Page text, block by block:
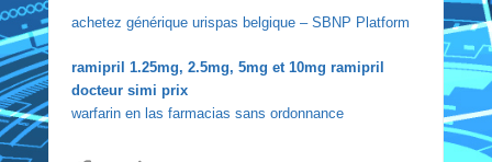
achetez générique urispas belgique – SBNP Platform
ramipril 1.25mg, 2.5mg, 5mg et 10mg ramipril
docteur simi prix
warfarin en las farmacias sans ordonnance